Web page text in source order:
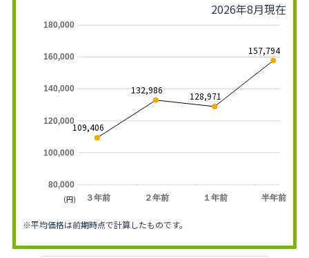
2026年8月現在
３年前 ２年前 １年前 半年前
80,000
100,000
120,000
140,000
160,000
180,000
109,406
132,986
128,971
157,794
(円)
※平均価格は前期時点で計算したものです。